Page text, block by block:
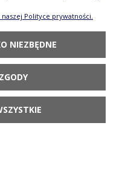
Artystyczna
POWIADOM O
Polityce prywatności.
NIEZBĘDNE